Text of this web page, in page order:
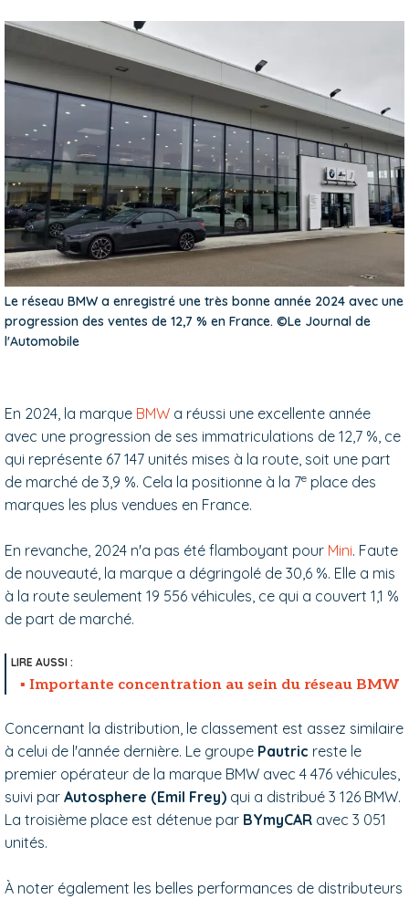
Le réseau BMW a enregistré une très bonne année 2024 avec une
progression des ventes de 12,7 % en France. ©Le Journal de
l'Automobile
En 2024, la marque BMW a réussi une excellente année
avec une progression de ses immatriculations de 12,7 %, ce
qui représente 67 147 unités mises à la route, soit une part
de marché de 3,9 %. Cela la positionne à la 7e place des
marques les plus vendues en France.
En revanche, 2024 n'a pas été flamboyant pour Mini. Faute
de nouveauté, la marque a dégringolé de 30,6 %. Elle a mis
à la route seulement 19 556 véhicules, ce qui a couvert 1,1 %
de part de marché.
Importante concentration au sein du réseau BMW
Concernant la distribution, le classement est assez similaire
à celui de l'année dernière. Le groupe Pautric reste le
premier opérateur de la marque BMW avec 4 476 véhicules,
suivi par Autosphere (Emil Frey) qui a distribué 3 126 BMW.
La troisième place est détenue par BYmyCAR avec 3 051
unités.
À noter également les belles performances de distributeurs